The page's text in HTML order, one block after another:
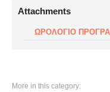
Attachments
ΩΡΟΛΟΓΙΟ
More in this category: